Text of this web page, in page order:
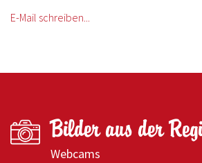
E-Mail schreiben...
Bilder aus der
Webcams